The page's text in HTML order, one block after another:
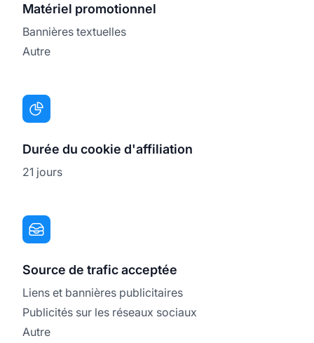
Matériel promotionnel
Bannières textuelles
Autre
Durée du cookie d'affiliation
21 jours
Source de trafic acceptée
Liens et bannières publicitaires
Publicités sur les réseaux sociaux
Autre